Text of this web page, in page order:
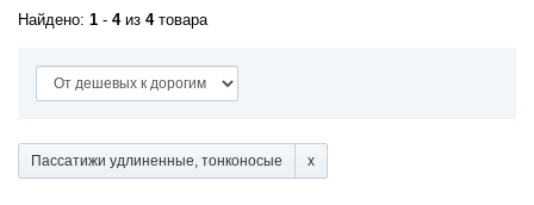
Найдено: 1 - 4из 4товара
Пассатижи удлиненные, тонконосые